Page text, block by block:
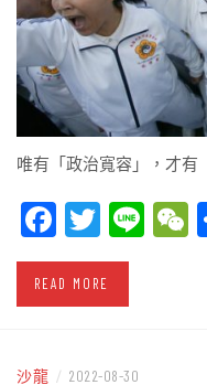
唯有「政治寬容」，才有
READ MORE
沙龍 / 2022-08-30